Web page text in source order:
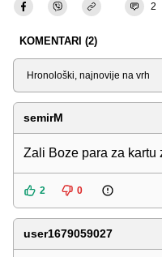
2
KOMENTARI (2)
Sortiraj
semirM
Zali Boze para za kartu
2 0
user1679059027